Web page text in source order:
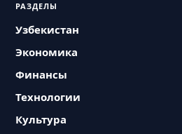
РАЗДЕЛЫ
Узбекистан
Экономика
Финансы
Технологии
Культура